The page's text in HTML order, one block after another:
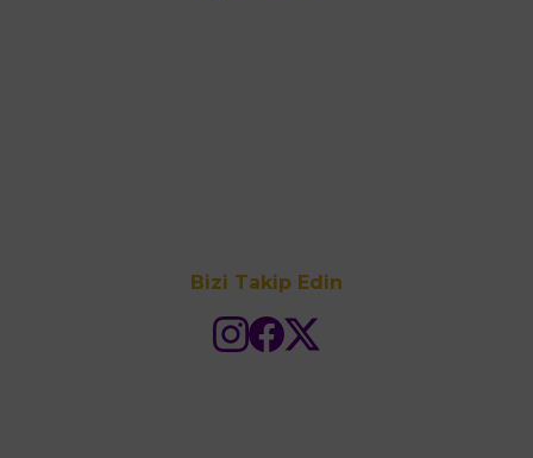
Bizi Takip Edin